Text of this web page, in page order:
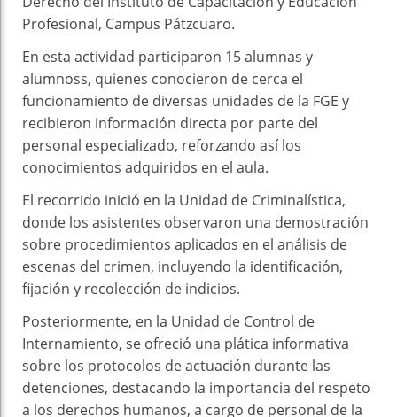
Profesional, Campus Pátzcuaro.
En esta actividad participaron 15 alumnas y
alumnoss, quienes conocieron de cerca el
funcionamiento de diversas unidades de la FGE y
recibieron información directa por parte del
personal especializado, reforzando así los
conocimientos adquiridos en el aula.
El recorrido inició en la Unidad de Criminalística,
donde los asistentes observaron una demostración
sobre procedimientos aplicados en el análisis de
escenas del crimen, incluyendo la identificación,
fijación y recolección de indicios.
Posteriormente, en la Unidad de Control de
Internamiento, se ofreció una plática informativa
sobre los protocolos de actuación durante las
detenciones, destacando la importancia del respeto
a los derechos humanos, a cargo de personal de la